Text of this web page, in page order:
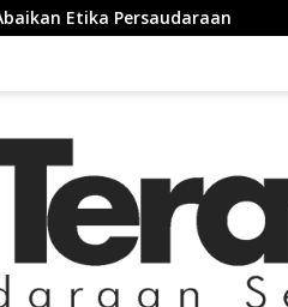
PSHT Bersama TNI